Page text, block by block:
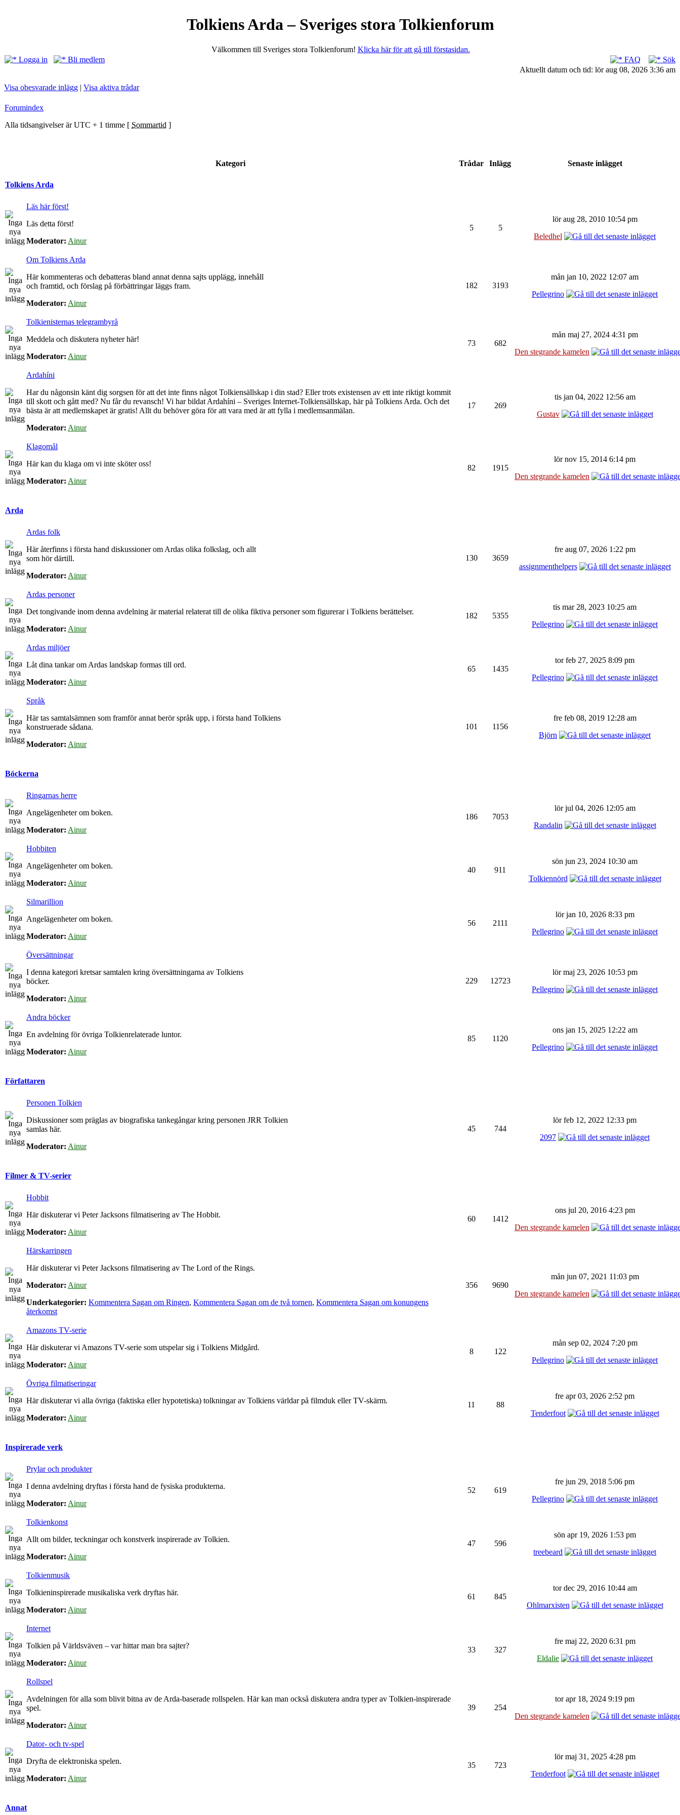
Tolkiens Arda – Sveriges stora Tolkienforum
Välkommen till Sveriges stora Tolkienforum! Klicka här för att gå till förstasidan.
Logga in
Bli medlem FAQ
Sök
Aktuellt datum och tid: lör aug 08, 2026 3:36 am
Visa obesvarade inlägg | Visa aktiva trådar
Forumindex
Alla tidsangivelser är UTC + 1 timme [ Sommartid ]
Kategori Trådar Inlägg Senaste inlägget
Tolkiens Arda
Läs här först!
Läs detta först!
Moderator: Ainur
5 5
lör aug 28, 2010 10:54 pm
Beledhel
Om Tolkiens Arda
Här kommenteras och debatteras bland annat denna sajts upplägg, innehåll
och framtid, och förslag på förbättringar läggs fram.
Moderator: Ainur
182 3193
mån jan 10, 2022 12:07 am
Pellegrino
Tolkienisternas telegrambyrå
Meddela och diskutera nyheter här!
Moderator: Ainur
73 682
mån maj 27, 2024 4:31 pm
Den stegrande kamelen
Ardahíni
Har du någonsin känt dig sorgsen för att det inte finns något Tolkiensällskap i din stad? Eller trots existensen av ett inte riktigt kommit
till skott och gått med? Nu får du revansch! Vi har bildat Ardahíni – Sveriges Internet-Tolkiensällskap, här på Tolkiens Arda. Och det
bästa är att medlemskapet är gratis! Allt du behöver göra för att vara med är att fylla i medlemsanmälan.
Moderator: Ainur
17 269
tis jan 04, 2022 12:56 am
Gustav
Klagomål
Här kan du klaga om vi inte sköter oss!
Moderator: Ainur
82 1915
lör nov 15, 2014 6:14 pm
Den stegrande kamelen
Arda
Ardas folk
Här återfinns i första hand diskussioner om Ardas olika folkslag, och allt
som hör därtill.
Moderator: Ainur
130 3659
fre aug 07, 2026 1:22 pm
assignmenthelpers
Ardas personer
Det tongivande inom denna avdelning är material relaterat till de olika fiktiva personer som figurerar i Tolkiens berättelser.
Moderator: Ainur
182 5355
tis mar 28, 2023 10:25 am
Pellegrino
Ardas miljöer
Låt dina tankar om Ardas landskap formas till ord.
Moderator: Ainur
65 1435
tor feb 27, 2025 8:09 pm
Pellegrino
Språk
Här tas samtalsämnen som framför annat berör språk upp, i första hand Tolkiens
konstruerade sådana.
Moderator: Ainur
101 1156
fre feb 08, 2019 12:28 am
Björn
Böckerna
Ringarnas herre
Angelägenheter om boken.
Moderator: Ainur
186 7053
lör jul 04, 2026 12:05 am
Randalin
Hobbiten
Angelägenheter om boken.
Moderator: Ainur
40 911
sön jun 23, 2024 10:30 am
Tolkiennörd
Silmarillion
Angelägenheter om boken.
Moderator: Ainur
56 2111
lör jan 10, 2026 8:33 pm
Pellegrino
Översättningar
I denna kategori kretsar samtalen kring översättningarna av Tolkiens
böcker.
Moderator: Ainur
229 12723
lör maj 23, 2026 10:53 pm
Pellegrino
Andra böcker
En avdelning för övriga Tolkienrelaterade luntor.
Moderator: Ainur
85 1120
ons jan 15, 2025 12:22 am
Pellegrino
Författaren
Personen Tolkien
Diskussioner som präglas av biografiska tankegångar kring personen JRR Tolkien
samlas här.
Moderator: Ainur
45 744
lör feb 12, 2022 12:33 pm
2097
Filmer & TV-serier
Hobbit
Här diskuterar vi Peter Jacksons filmatisering av The Hobbit.
Moderator: Ainur
60 1412
ons jul 20, 2016 4:23 pm
Den stegrande kamelen
Härskarringen
Här diskuterar vi Peter Jacksons filmatisering av The Lord of the Rings.
Moderator: Ainur
Underkategorier: Kommentera Sagan om Ringen, Kommentera Sagan om de två tornen, Kommentera Sagan om konungens
återkomst
356 9690
mån jun 07, 2021 11:03 pm
Den stegrande kamelen
Amazons TV-serie
Här diskuterar vi Amazons TV-serie som utspelar sig i Tolkiens Midgård.
Moderator: Ainur
8 122
mån sep 02, 2024 7:20 pm
Pellegrino
Övriga filmatiseringar
Här diskuterar vi alla övriga (faktiska eller hypotetiska) tolkningar av Tolkiens världar på filmduk eller TV-skärm.
Moderator: Ainur
11 88
fre apr 03, 2026 2:52 pm
Tenderfoot
Inspirerade verk
Prylar och produkter
I denna avdelning dryftas i första hand de fysiska produkterna.
Moderator: Ainur
52 619
fre jun 29, 2018 5:06 pm
Pellegrino
Tolkienkonst
Allt om bilder, teckningar och konstverk inspirerade av Tolkien.
Moderator: Ainur
47 596
sön apr 19, 2026 1:53 pm
treebeard
Tolkienmusik
Tolkieninspirerade musikaliska verk dryftas här.
Moderator: Ainur
61 845
tor dec 29, 2016 10:44 am
Ohlmarxisten
Internet
Tolkien på Världsväven – var hittar man bra sajter?
Moderator: Ainur
33 327
fre maj 22, 2020 6:31 pm
Eldalie
Rollspel
Avdelningen för alla som blivit bitna av de Arda-baserade rollspelen. Här kan man också diskutera andra typer av Tolkien-inspirerade
spel.
Moderator: Ainur
39 254
tor apr 18, 2024 9:19 pm
Den stegrande kamelen
Dator- och tv-spel
Dryfta de elektroniska spelen.
Moderator: Ainur
35 723
lör maj 31, 2025 4:28 pm
Tenderfoot
Annat